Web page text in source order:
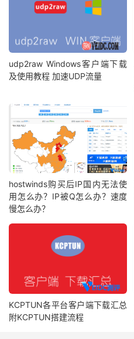
udp2raw Windows客户端下载
及使用教程 加速UDP流量
hostwinds购买后IP国内无法使
用怎么办？IP被Q怎么办？速度
慢怎么办？
KCPTUN各平台客户端下载汇总
附KCPTUN搭建流程